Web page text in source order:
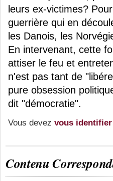
leurs ex-victimes?
guerrière qui en
les Danois, les
En intervenant, cette
attiser le feu et
n'est pas tant de
pure obsession
dit "démocratie".
Vous devez vous identifier
Contenu